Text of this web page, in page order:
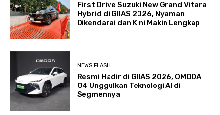
First Drive Suzuki New Grand Vitara
Hybrid di GIIAS 2026, Nyaman
Dikendarai dan Kini Makin Lengkap
NEWS FLASH
Resmi Hadir di GIIAS 2026, OMODA
O4 Unggulkan Teknologi AI di
Segmennya